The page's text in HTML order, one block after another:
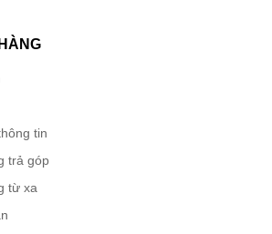
thích ứng cung cấp lựa chọn thông
bị ảnh hưởng. Cân bằng tải, điều
tin
trả góp
từ xa